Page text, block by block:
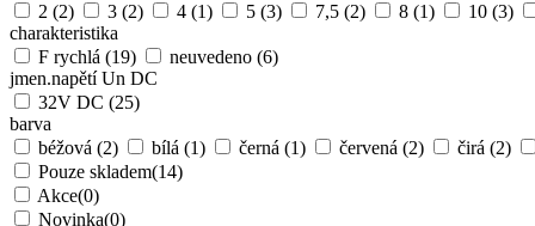
2 (2) 3 (2) 4 (1) 5 (3) 7,5 (2) 8 (1) 10 (3)
charakteristika
F rychlá (19) neuvedeno (6)
jmen.napětí Un DC
32V DC (25)
barva
béžová (2) bílá (1) černá (1) červená (2) čirá (2)
Pouze skladem(14)
Akce(0)
Novinka(0)